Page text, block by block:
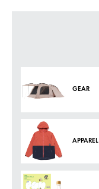
GEAR
APPAREL